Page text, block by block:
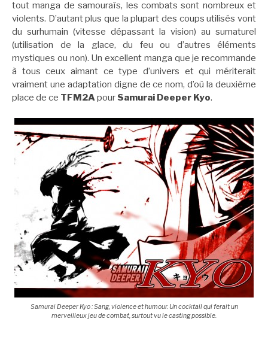
tout manga de samouraïs, les combats sont nombreux et
violents. D’autant plus que la plupart des coups utilisés vont
du surhumain (vitesse dépassant la vision) au surnaturel
(utilisation de la glace, du feu ou d’autres éléments
mystiques ou non). Un excellent manga que je recommande
à tous ceux aimant ce type d’univers et qui mériterait
vraiment une adaptation digne de ce nom, d’où la deuxième
place de ce TFM2Apour Samurai Deeper Kyo.
Samurai Deeper Kyo : Sang, violence et humour. Un cocktail qui ferait un
merveilleux jeu de combat, surtout vu le casting possible.